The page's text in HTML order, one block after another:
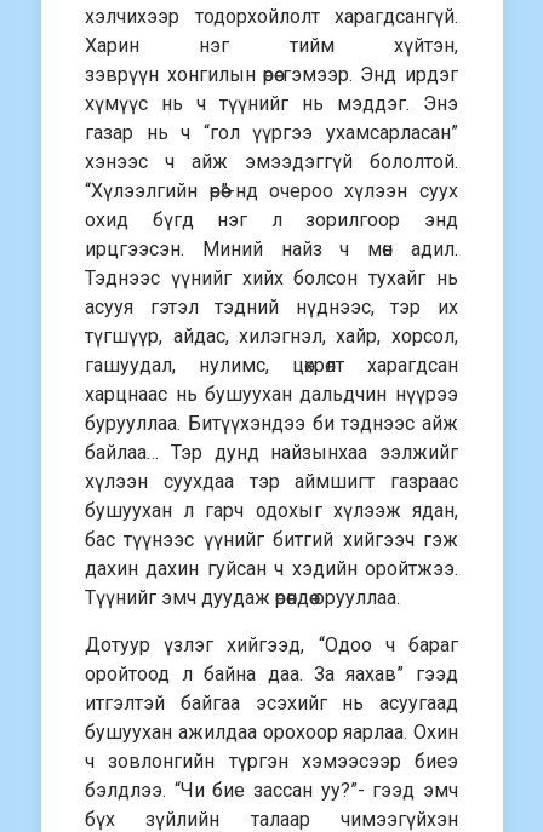
хэлчихээр тодорхойлолт харагдсангүй.
Харин нэг тийм хүйтэн,
зэврүүн хонгилын өрөө гэмээр. Энд ирдэг
хүмүүс нь ч түүнийг нь мэддэг. Энэ
газар нь ч “гол үүргээ ухамсарласан”
хэнээс ч айж эмээдэггүй бололтой.
“Хүлээлгийн өрөө”-нд очероо хүлээн суух
охид бүгд нэг л зорилгоор энд
ирцгээсэн. Миний найз ч мөн адил.
Тэднээс үүнийг хийх болсон тухайг нь
асууя гэтэл тэдний нүднээс, тэр их
түгшүүр, айдас, хилэгнэл, хайр, хорсол,
гашуудал, нулимс, цөхрөлт харагдсан
харцнаас нь бушуухан дальдчин нүүрээ
бурууллаа. Битүүхэндээ би тэднээс айж
байлаа… Тэр дунд найзынхаа ээлжийг
хүлээн суухдаа тэр аймшигт газраас
бушуухан л гарч одохыг хүлээж ядан,
бас түүнээс үүнийг битгий хийгээч гэж
дахин дахин гуйсан ч хэдийн оройтжээ.
Түүнийг эмч дуудаж өрөөндөө орууллаа.
Дотуур үзлэг хийгээд, “Одоо ч бараг
оройтоод л байна даа. За яахав” гээд
итгэлтэй байгаа эсэхийг нь асуугаад
бушуухан ажилдаа орохоор яарлаа. Охин
ч зовлонгийн түргэн хэмээсээр биеэ
бэлдлээ. “Чи бие зассан уу?”- гээд эмч
бүх зүйлийн талаар чимээгүйхэн